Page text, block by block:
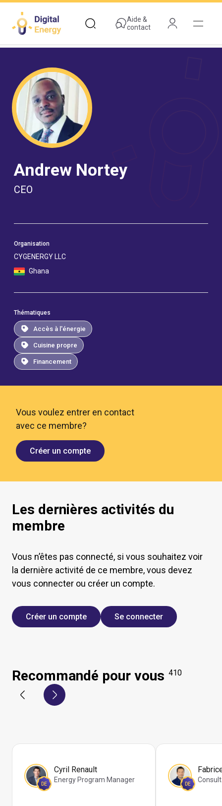
contenu
principal
Aide &
contact
Andrew Nortey
CEO
Organisation
CYGENERGY LLC
Ghana
Thématiques
Accès à l'énergie
Cuisine propre
Financement
Vous voulez entrer en contact
avec ce membre?
Créer un compte
Les dernières activités du
membre
Vous n’êtes pas connecté, si vous souhaitez voir
la dernière activité de ce membre, vous devez
vous connecter ou créer un compte.
Créer un compte Se connecter
Recommandé pour vous 410
DE
Cyril Renault
Energy Program Manager DE